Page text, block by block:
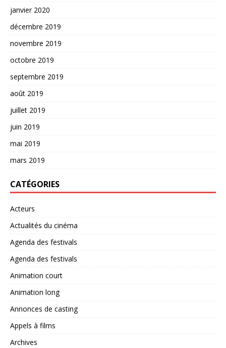
janvier 2020
décembre 2019
novembre 2019
octobre 2019
septembre 2019
août 2019
juillet 2019
juin 2019
mai 2019
mars 2019
CATÉGORIES
Acteurs
Actualités du cinéma
Agenda des festivals
Agenda des festivals
Animation court
Animation long
Annonces de casting
Appels à films
Archives